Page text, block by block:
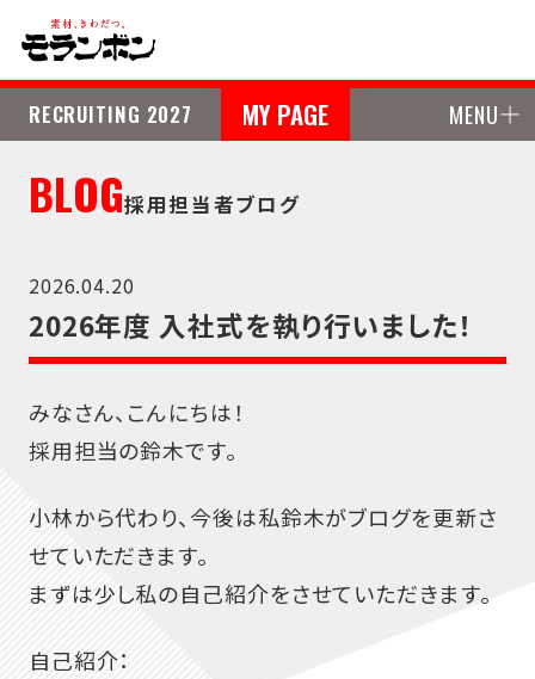
RECRUITING 2027 MY PAGE MENU
BLOG採用担当者ブログ
2026.04.20
2026年度 入社式を執り行いました！
みなさん、こんにちは！
採用担当の鈴木です。
小林から代わり、今後は私鈴木がブログを更新さ
せていただきます。
まずは少し私の自己紹介をさせていただきます。
自己紹介：